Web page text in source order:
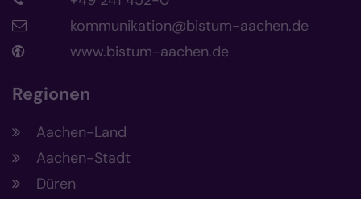
kommunikation@bistum-aachen.de
www.bistum-aachen.de
Regionen
Aachen-Land
Aachen-Stadt
Düren